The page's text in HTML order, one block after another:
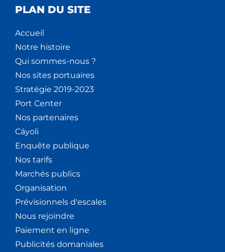
PLAN DU SITE
Accueil
Notre histoire
Qui sommes-nous ?
Nos sites portuaires
Stratégie 2019-2023
Port Center
Nos partenaires
Cáyoli
Enquête publique
Nos tarifs
Marchés publics
Organisation
Prévisionnels d'escales
Nous rejoindre
Paiement en ligne
Publicités domaniales